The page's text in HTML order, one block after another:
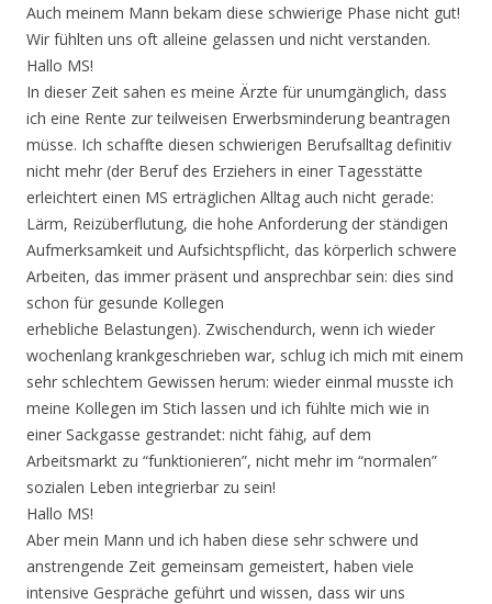
Auch meinem Mann bekam diese schwierige Phase nicht gut!
Wir fühlten uns oft alleine gelassen und nicht verstanden.
Hallo MS!
In dieser Zeit sahen es meine Ärzte für unumgänglich, dass
ich eine Rente zur teilweisen Erwerbsminderung beantragen
müsse. Ich schaffte diesen schwierigen Berufsalltag definitiv
nicht mehr (der Beruf des Erziehers in einer Tagesstätte
erleichtert einen MS erträglichen Alltag auch nicht gerade:
Lärm, Reizüberflutung, die hohe Anforderung der ständigen
Aufmerksamkeit und Aufsichtspflicht, das körperlich schwere
Arbeiten, das immer präsent und ansprechbar sein: dies sind
schon für gesunde Kollegen
erhebliche Belastungen). Zwischendurch, wenn ich wieder
wochenlang krankgeschrieben war, schlug ich mich mit einem
sehr schlechtem Gewissen herum: wieder einmal musste ich
meine Kollegen im Stich lassen und ich fühlte mich wie in
einer Sackgasse gestrandet: nicht fähig, auf dem
Arbeitsmarkt zu “funktionieren”, nicht mehr im “normalen”
sozialen Leben integrierbar zu sein!
Hallo MS!
Aber mein Mann und ich haben diese sehr schwere und
anstrengende Zeit gemeinsam gemeistert, haben viele
intensive Gespräche geführt und wissen, dass wir uns